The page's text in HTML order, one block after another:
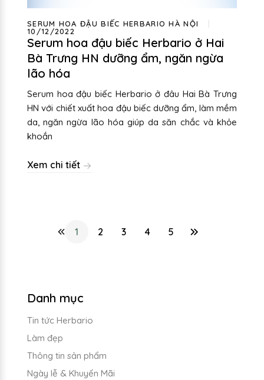
SERUM HOA ĐẬU BIẾC HERBARIO HÀ NỘI
10/12/2022
Serum hoa đậu biếc Herbario ở Hai
Bà Trưng HN dưỡng ẩm, ngăn ngừa
lão hóa
Serum hoa đậu biếc Herbario ở đâu Hai Bà Trưng
HN với chiết xuất hoa đậu biếc dưỡng ẩm, làm mềm
da, ngăn ngừa lão hóa giúp da săn chắc và khỏe
khoắn
Xem chi tiết
1 2 3 4 5
Danh mục
Tin tức Herbario
Làm đẹp
Thông tin sản phẩm
Ngày lễ & Khuyến Mãi